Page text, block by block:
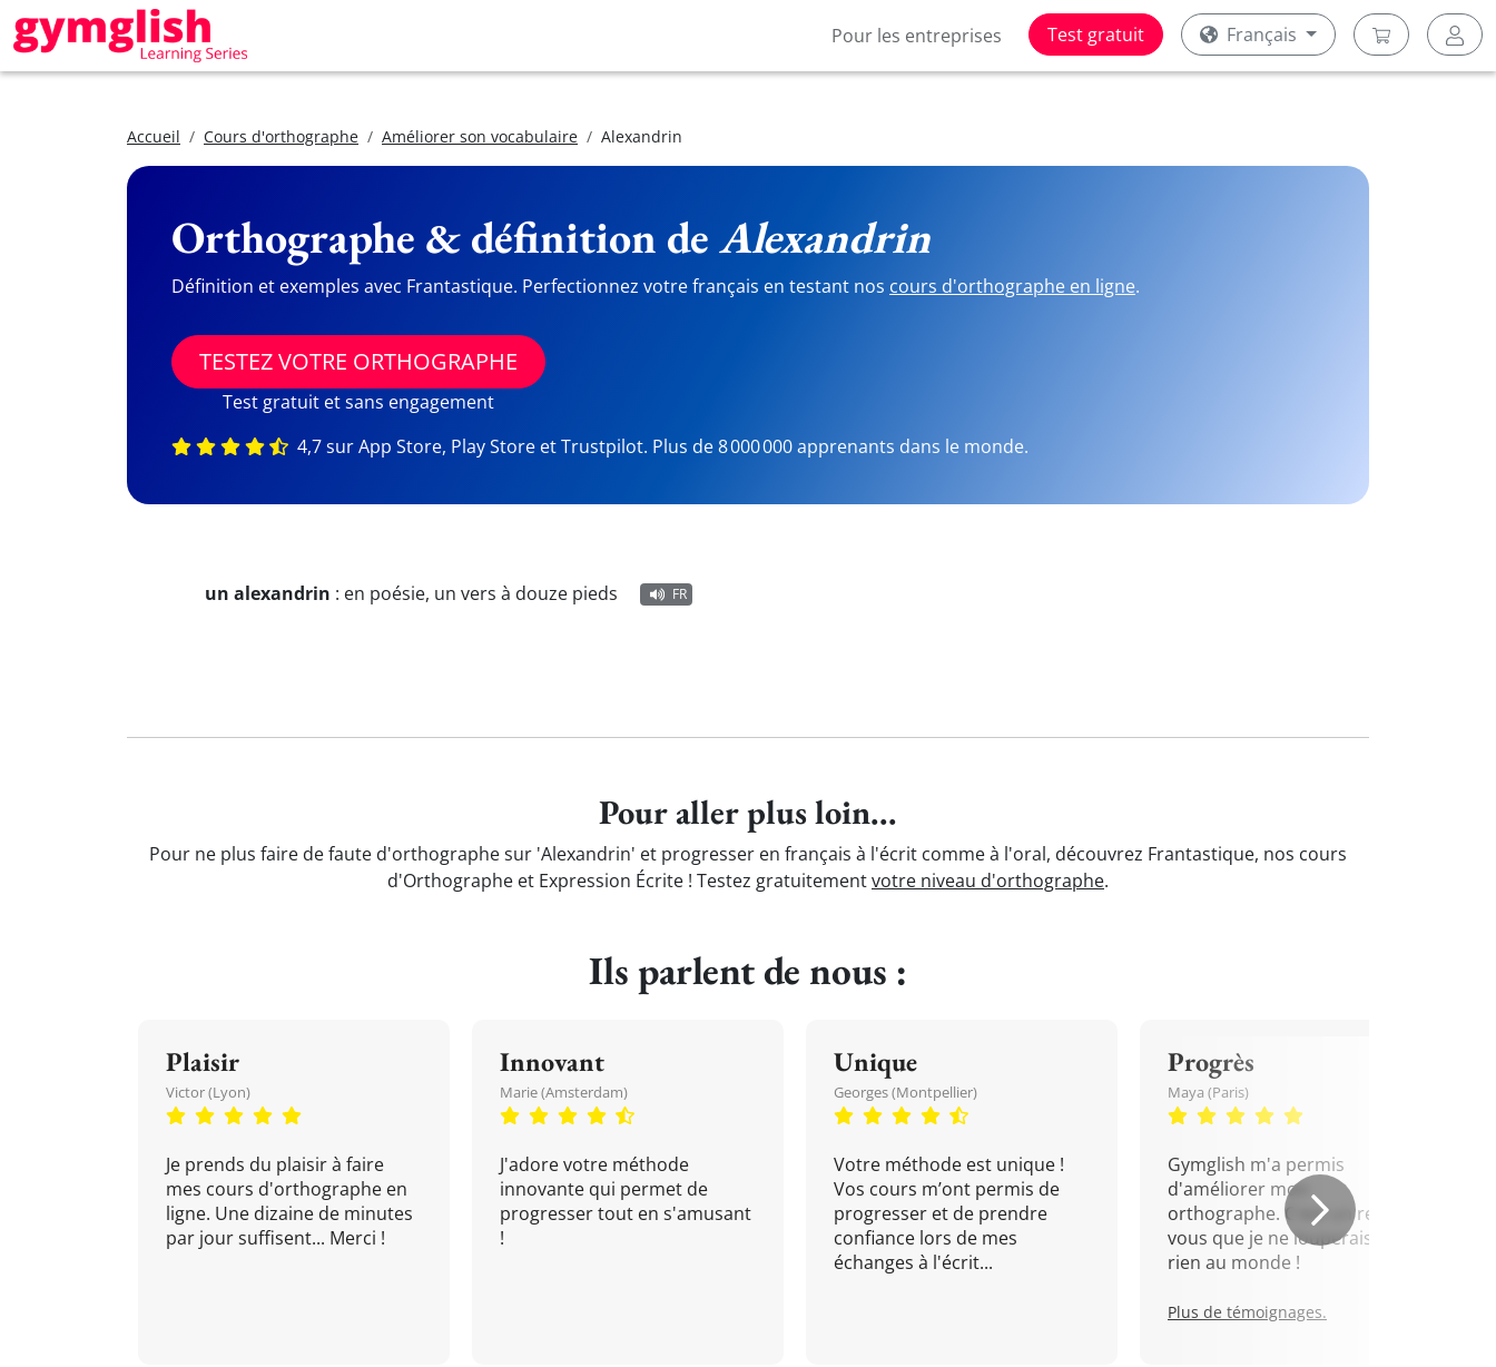
Pour les entreprises Test gratuit Français
Accueil Cours d'orthographe Améliorer son vocabulaire Alexandrin
Orthographe & définition deAlexandrin
Définition et exemples avec Frantastique. Perfectionnez votre français en testant nos cours d'orthographe en ligne.
TESTEZ VOTRE ORTHOGRAPHE
Test gratuit et sans engagement
4,7 sur App Store, Play Store et Trustpilot. Plus de 8 000 000 apprenants dans le monde.
un alexandrin : en poésie, un vers à douze pieds FR
Pour aller plus loin...
Pour ne plus faire de faute d'orthographe sur 'Alexandrin' et progresser en français à l'écrit comme à l'oral, découvrez Frantastique, nos cours
d'Orthographe et Expression Écrite ! Testez gratuitementvotre niveau d'orthographe.
Ils parlent de nous :
Plaisir
Victor (Lyon)
Je prends du plaisir à faire
mes cours d'orthographe en
ligne. Une dizaine de minutes
par jour suffisent... Merci !
Innovant
Marie (Amsterdam)
J'adore votre méthode
innovante qui permet de
progresser tout en s'amusant
!
Unique
Georges (Montpellier)
Votre méthode est unique !
Vos cours m’ont permis de
progresser et de prendre
confiance lors de mes
échanges à l'écrit...
Progrès
Maya (Paris)
Gymglish m'a permis
d'améliorer mon
orthographe. C'est un rendez-
vous que je ne louperais pour
rien au monde !
Plus de témoignages.